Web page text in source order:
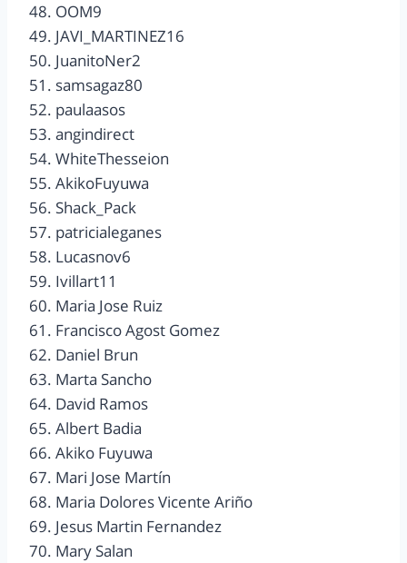
48. OOM9
49. JAVI_MARTINEZ16
50. JuanitoNer2
51. samsagaz80
52. paulaasos
53. angindirect
54. WhiteThesseion
55. AkikoFuyuwa
56. Shack_Pack
57. patricialeganes
58. Lucasnov6
59. Ivillart11
60. Maria Jose Ruiz
61. Francisco Agost Gomez
62. Daniel Brun
63. Marta Sancho
64. David Ramos
65. Albert Badia
66. Akiko Fuyuwa
67. Mari Jose Martín
68. Maria Dolores Vicente Ariño
69. Jesus Martin Fernandez
70. Mary Salan